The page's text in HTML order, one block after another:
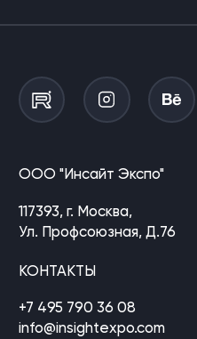
ООО "Инсайт Экспо"
117393, г. Москва,
Ул. Профсоюзная, Д.76
КОНТАКТЫ
+7 495 790 36 08
info@insightexpo.com